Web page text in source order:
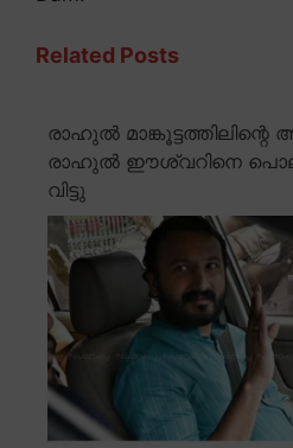
Related Posts
രാഹുൽ മാങ്കൂട്ടത്തിലിന്റെ
രാഹുൽ ഈശ്വറിനെ
വിട്ടു